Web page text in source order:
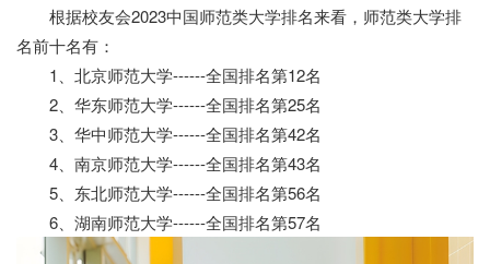
根据校友会2023中国师范类大学排名来看，师范类大学排
名前十名有：
1、北京师范大学------全国排名第12名
2、华东师范大学------全国排名第25名
3、华中师范大学------全国排名第42名
4、南京师范大学------全国排名第43名
5、东北师范大学------全国排名第56名
6、湖南师范大学------全国排名第57名